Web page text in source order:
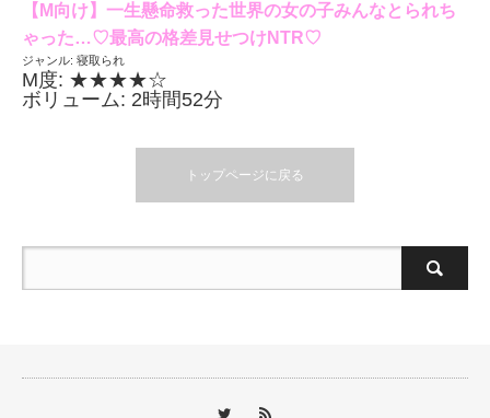
【M向け】一生懸命救った世界の女の子みんなとられち
ゃった…♡最高の格差見せつけNTR♡
ジャンル: 寝取られ
M度: ★★★★☆
ボリューム: 2時間52分
トップページに戻る